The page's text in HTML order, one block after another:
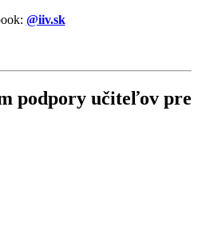
@iiv.sk
podpory učiteľov pre